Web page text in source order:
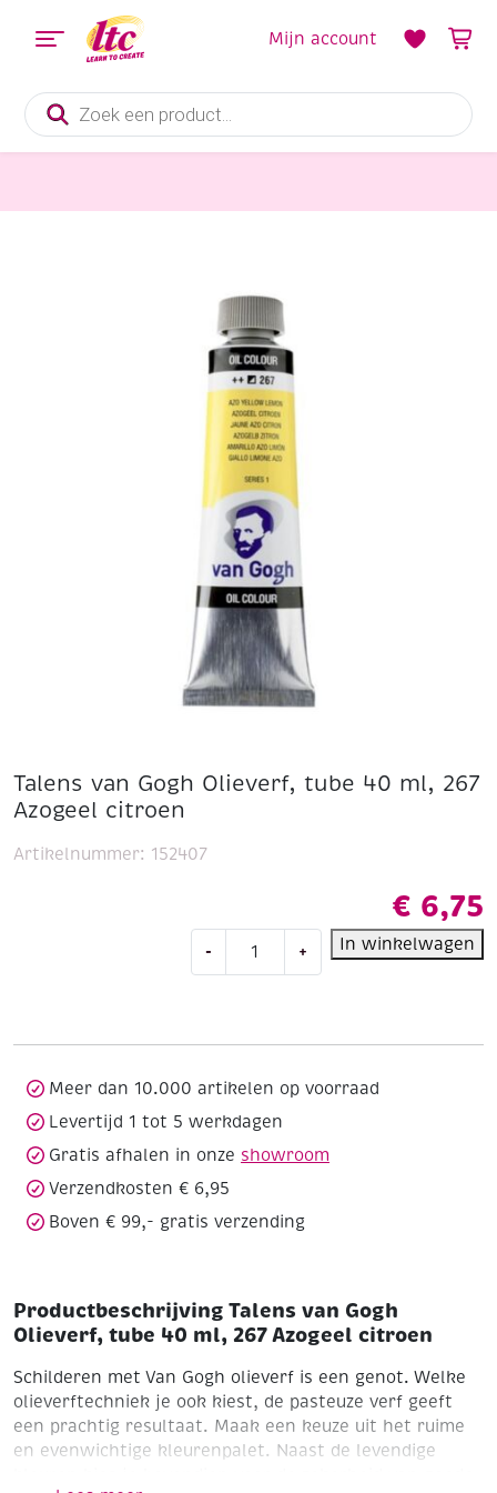
Producten
zoeken
Mijn account
Talens van Gogh Olieverf, tube 40 ml, 267
Azogeel citroen
€ 6,75
-
ml,
Azogeel
citroen
aantal
+ In winkelwagen
Artikelnummer: 152407
Meer dan 10.000 artikelen op voorraad
Levertijd 1 tot 5 werkdagen
Gratis afhalen in onze showroom
Verzendkosten € 6,95
Boven € 99,- gratis verzending
Productbeschrijving Talens van Gogh
Olieverf, tube 40 ml, 267 Azogeel citroen
Schilderen met Van Gogh olieverf is een genot. Welke
olieverftechniek je ook kiest, de pasteuze verf geeft
een prachtig resultaat. Maak een keuze uit het ruime
en evenwichtige kleurenpalet. Naast de levendige